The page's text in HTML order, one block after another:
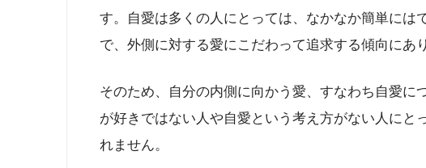
す。自愛は多くの人にとっては、なかなか簡単には
で、外側に対する愛にこだわって追求する傾向にあ
そのため、自分の内側に向かう愛、すなわち自愛に
が好きではない人や自愛という考え方がない人にと
れません。